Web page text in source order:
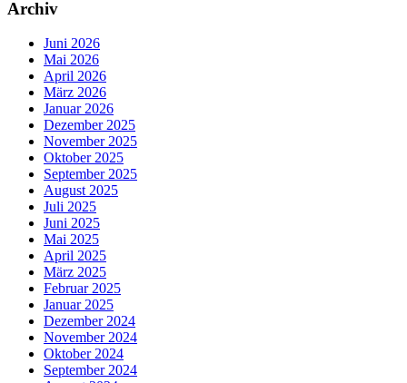
Archiv
Juni 2026
Mai 2026
April 2026
März 2026
Januar 2026
Dezember 2025
November 2025
Oktober 2025
September 2025
August 2025
Juli 2025
Juni 2025
Mai 2025
April 2025
März 2025
Februar 2025
Januar 2025
Dezember 2024
November 2024
Oktober 2024
September 2024